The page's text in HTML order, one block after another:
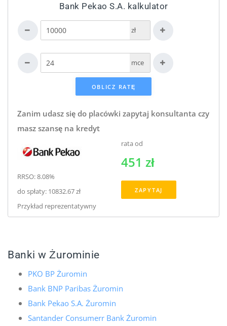
Bank Pekao S.A. kalkulator
zł
mce
Zanim udasz się do placówki zapytaj konsultanta czy
masz szansę na kredyt
RRSO: 8.08%
do spłaty: 10832.67 zł
Przykład reprezentatywny
rata od
451 zł
ZAPYTAJ
Banki w Żurominie
PKO BP Żuromin
Bank BNP Paribas Żuromin
Bank Pekao S.A. Żuromin
Santander Consumerr Bank Żuromin